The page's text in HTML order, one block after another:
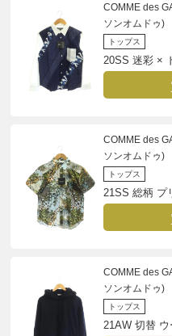
COMME des
ソンオムドゥ)
トップス
20SS 迷彩 ×
COMME des
ソンオムドゥ)
トップス
21SS 総柄 プ
COMME des
ソンオムドゥ)
トップス
21AW 切替